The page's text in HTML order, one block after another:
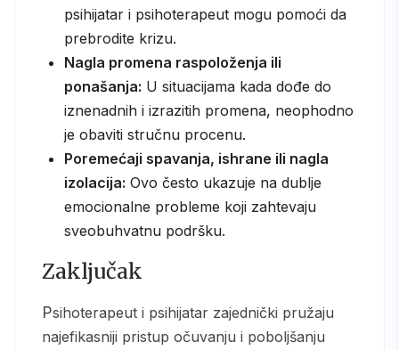
psihijatar i psihoterapeut mogu pomoći da
prebrodite krizu.
Nagla promena raspoloženja ili
ponašanja: U situacijama kada dođe do
iznenadnih i izrazitih promena, neophodno
je obaviti stručnu procenu.
Poremećaji spavanja, ishrane ili nagla
izolacija: Ovo često ukazuje na dublje
emocionalne probleme koji zahtevaju
sveobuhvatnu podršku.
Zaključak
Psihoterapeut i psihijatar zajednički pružaju
najefikasniji pristup očuvanju i poboljšanju